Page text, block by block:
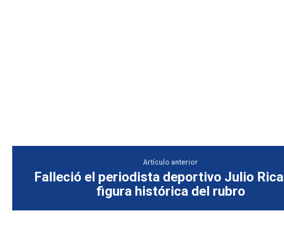
Artículo anterior
Falleció el periodista deportivo Julio
figura histórica del rubro